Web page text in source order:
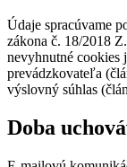
Údaje spracúvame
zákona č. 18/2018
nevyhnutné cookies
prevádzkovateľa
výslovný súhlas
Doba